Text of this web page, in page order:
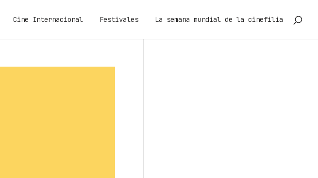
Cine Internacional Festivales La semana mundial de la cinefilia